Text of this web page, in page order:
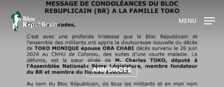
Appuyez sur entrée pour rechercher ou sur ESC
pour fermer
MENU
ANNONCES